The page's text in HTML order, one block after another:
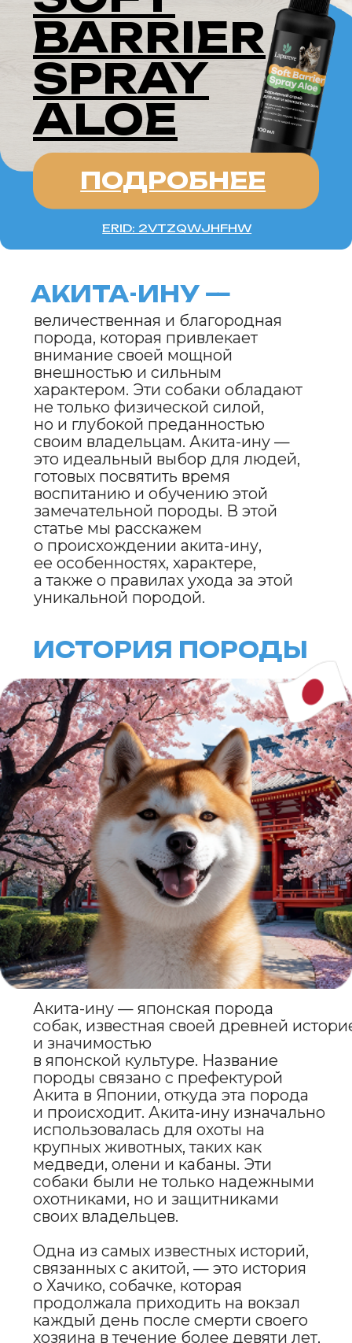
величественная и благородная
порода, которая привлекает
внимание своей мощной
внешностью и сильным
характером. Эти собаки обладают
не только физической силой,
но и глубокой преданностью
своим владельцам. Акита-ину —
это идеальный выбор для людей,
готовых посвятить время
воспитанию и обучению этой
замечательной породы. В этой
статье мы расскажем
о происхождении акита-ину,
ее особенностях, характере,
а также о правилах ухода за этой
уникальной породой.
Акита-ину — японская порода
собак, известная своей древней историей
и значимостью
в японской культуре. Название
породы связано с префектурой
Акита в Японии, откуда эта порода
и происходит. Акита-ину изначально
использовалась для охоты на
крупных животных, таких как
своих владельцев.
связанных с акитой, — это история
о Хачико, собачке, которая
продолжала приходить на вокзал
каждый день после смерти своего
хозяина в течение более девяти лет,
ожидая его возвращения. Этот факт
сделался символом верности
и преданности и укрепил статус
акита-ину как символа
преданности в Японии.
Внешний вид
Акита-ину — это крупная, мощная
собака с выраженным мускулистым
телосложением. Внешность этой
породы внушительная
и благородная. Акита-ину имеет
густую двойную шерсть, которая
хорошо защищает ее от холодных
погодных условий. Окрас может
быть разнообразным, включая
белый, рыжий, черный и тигровый.
У акита-ину прямой хвост, который
часто загибается над спиной,
придавая ей еще больше величия.
Голова акита-ину крупная,
с выразительными глазами,
которые отражают её ум
и решительность. Эти собаки
известны своей храбростью
ВНЕШНИЙ ВИД